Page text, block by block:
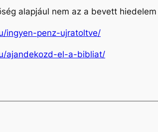
alapjául nem az a bevett
ingyen-penz-ujratoltve/
ajandekozd-el-a-bibliat/